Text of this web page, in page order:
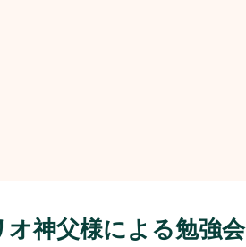
オ神父様による勉強会